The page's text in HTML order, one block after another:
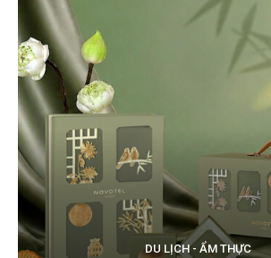
DU LỊCH - ẨM THỰC